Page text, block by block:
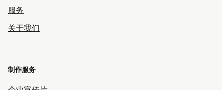
服务
关于我们
制作服务